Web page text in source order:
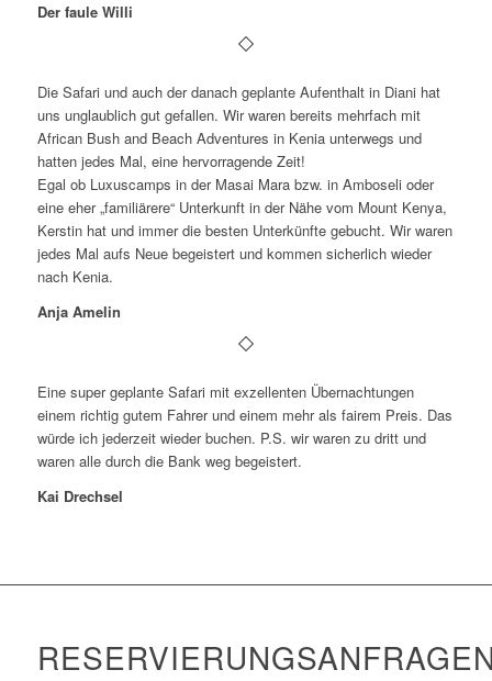
Der faule Willi
Die Safari und auch der danach geplante Aufenthalt in Diani hat
uns unglaublich gut gefallen. Wir waren bereits mehrfach mit
African Bush and Beach Adventures in Kenia unterwegs und
hatten jedes Mal, eine hervorragende Zeit!
Egal ob Luxuscamps in der Masai Mara bzw. in Amboseli oder
eine eher „familiärere“ Unterkunft in der Nähe vom Mount Kenya,
Kerstin hat und immer die besten Unterkünfte gebucht. Wir waren
jedes Mal aufs Neue begeistert und kommen sicherlich wieder
nach Kenia.
Anja Amelin
Eine super geplante Safari mit exzellenten Übernachtungen
einem richtig gutem Fahrer und einem mehr als fairem Preis. Das
würde ich jederzeit wieder buchen. P.S. wir waren zu dritt und
waren alle durch die Bank weg begeistert.
Kai Drechsel